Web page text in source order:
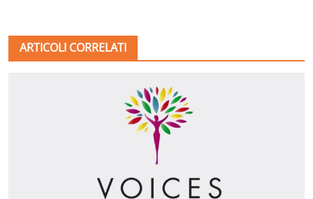
ARTICOLI CORRELATI